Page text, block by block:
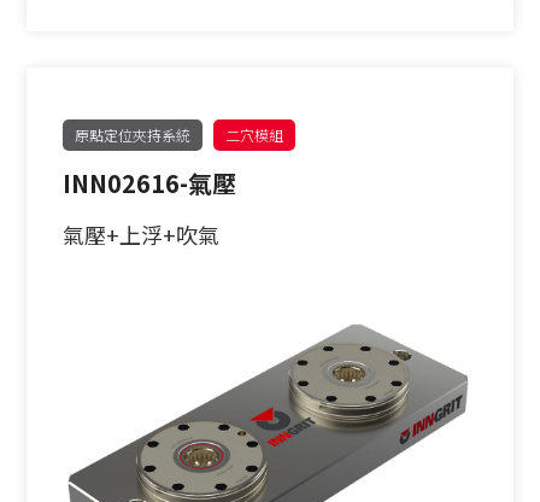
原點定位夾持系統 二穴模組
INN02616-氣壓
氣壓+上浮+吹氣